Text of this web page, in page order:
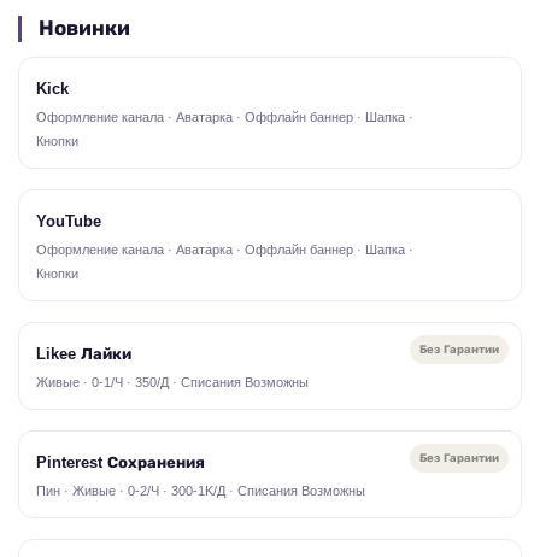
Новинки
Kick
Оформление канала · Аватарка · Оффлайн баннер · Шапка ·
Кнопки
YouTube
Оформление канала · Аватарка · Оффлайн баннер · Шапка ·
Кнопки
Без Гарантии
Likee Лайки
Живые · 0-1/Ч · 350/Д · Списания Возможны
Без Гарантии
Pinterest Сохранения
Пин · Живые · 0-2/Ч · 300-1K/Д · Списания Возможны